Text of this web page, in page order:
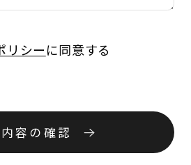
リシーに同意する
容の確認